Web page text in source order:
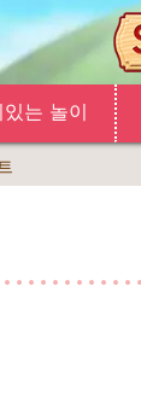
는 놀이